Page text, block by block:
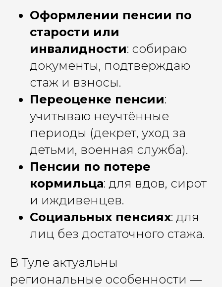
Оформлении пенсии по
старости или
инвалидности: собираю
документы, подтверждаю
стаж и взносы.
Переоценке пенсии:
учитываю неучтённые
периоды (декрет, уход за
детьми, военная служба).
Пенсии по потере
кормильца: для вдов, сирот
и иждивенцев.
Социальных пенсиях: для
лиц без достаточного стажа.
В Туле актуальны
региональные особенности —